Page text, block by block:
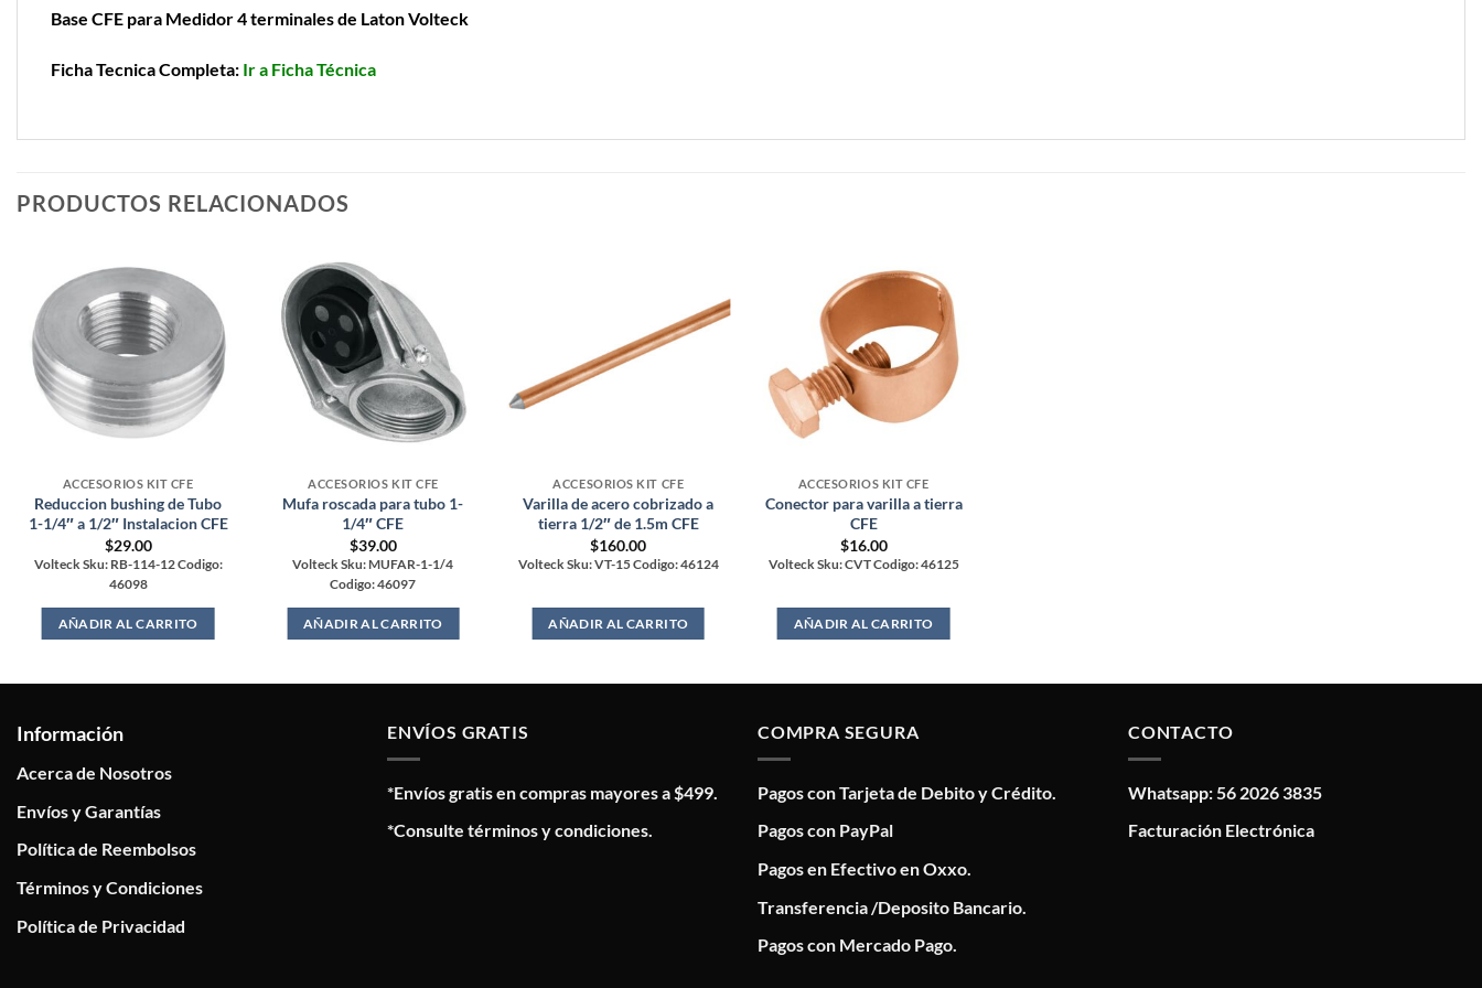
Base CFE para Medidor 4 terminales de Laton Volteck
Ficha Tecnica Completa: Ir a Ficha Técnica
PRODUCTOS RELACIONADOS
ACCESORIOS KIT CFE
Reduccion bushing de Tubo
1-1/4″ a 1/2″ Instalacion CFE
$29.00
Volteck Sku: RB-114-12 Codigo:
46098
AÑADIR AL CARRITO
ACCESORIOS KIT CFE
Mufa roscada para tubo 1-
1/4″ CFE
$39.00
Volteck Sku: MUFAR-1-1/4
Codigo: 46097
AÑADIR AL CARRITO
ACCESORIOS KIT CFE
Varilla de acero cobrizado a
tierra 1/2″ de 1.5m CFE
$160.00
Volteck Sku: VT-15 Codigo: 46124
AÑADIR AL CARRITO
ACCESORIOS KIT CFE
Conector para varilla a tierra
CFE
$16.00
Volteck Sku: CVT Codigo: 46125
AÑADIR AL CARRITO
Información
Acerca de Nosotros
Envíos y Garantías
Política de Reembolsos
Términos y Condiciones
Política de Privacidad
ENVÍOS GRATIS
*Envíos gratis en compras mayores a $499.
*Consulte términos y condiciones.
COMPRA SEGURA
Pagos con Tarjeta de Debito y Crédito.
Pagos con PayPal
Pagos en Efectivo en Oxxo.
Transferencia /Deposito Bancario.
Pagos con Mercado Pago.
CONTACTO
Whatsapp: 56 2026 3835
Facturación Electrónica